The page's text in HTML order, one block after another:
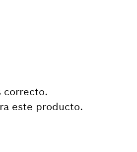
correcto.
este producto.